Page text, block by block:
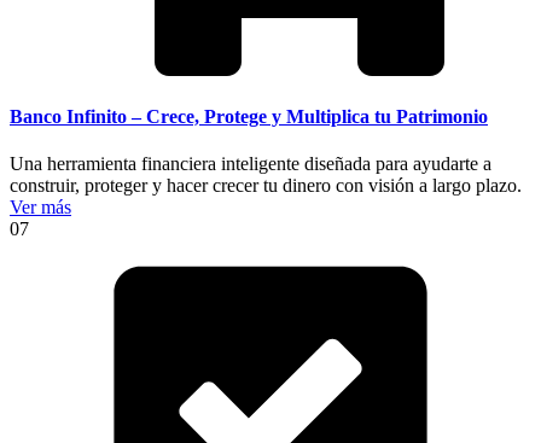
Banco Infinito – Crece, Protege y Multiplica tu Patrimonio
Una herramienta financiera inteligente diseñada para ayudarte a
construir, proteger y hacer crecer tu dinero con visión a largo plazo.
Ver más
07